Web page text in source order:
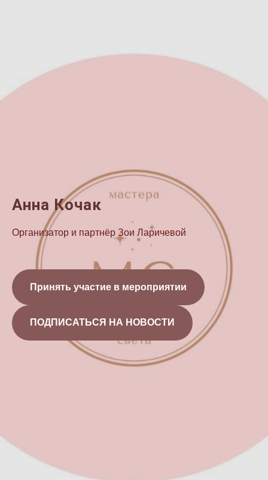
Анна Кочак
Организатор и партнёр Зои Ларичевой
Принять участие в мероприятии
ПОДПИСАТЬСЯ НА НОВОСТИ